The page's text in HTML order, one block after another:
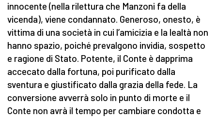
innocente (nella rilettura che Manzoni fa della
vicenda), viene condannato. Generoso, onesto, è
vittima di una società in cui l’amicizia e la lealtà non
hanno spazio, poiché prevalgono invidia, sospetto
e ragione di Stato. Potente, il Conte è dapprima
accecato dalla fortuna, poi purificato dalla
sventura e giustificato dalla grazia della fede. La
conversione avverrà solo in punto di morte e il
Conte non avrà il tempo per cambiare condotta e